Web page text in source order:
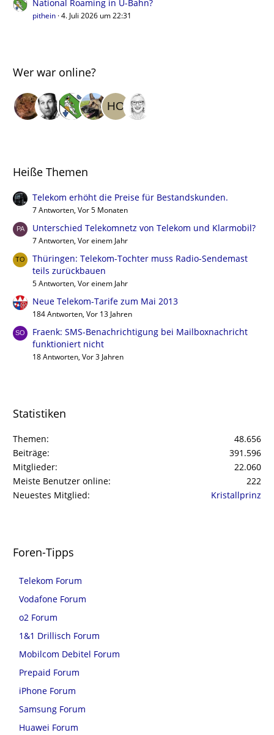
National Roaming in U-Bahn?
pithein 4. Juli 2026 um 22:31
Wer war online?
Heiße Themen
Telekom erhöht die Preise für Bestandskunden.
7 Antworten, Vor 5 Monaten
Unterschied Telekomnetz von Telekom und Klarmobil?
7 Antworten, Vor einem Jahr
Thüringen: Telekom-Tochter muss Radio-Sendemast
teils zurückbauen
5 Antworten, Vor einem Jahr
Neue Telekom-Tarife zum Mai 2013
184 Antworten, Vor 13 Jahren
Fraenk: SMS-Benachrichtigung bei Mailboxnachricht
funktioniert nicht
18 Antworten, Vor 3 Jahren
Statistiken
Themen
48.656
Beiträge
391.596
Mitglieder
22.060
Meiste Benutzer online
222
Neuestes Mitglied
Kristallprinz
Foren-Tipps
Telekom Forum
Vodafone Forum
o2 Forum
1&1 Drillisch Forum
Mobilcom Debitel Forum
Prepaid Forum
iPhone Forum
Samsung Forum
Huawei Forum